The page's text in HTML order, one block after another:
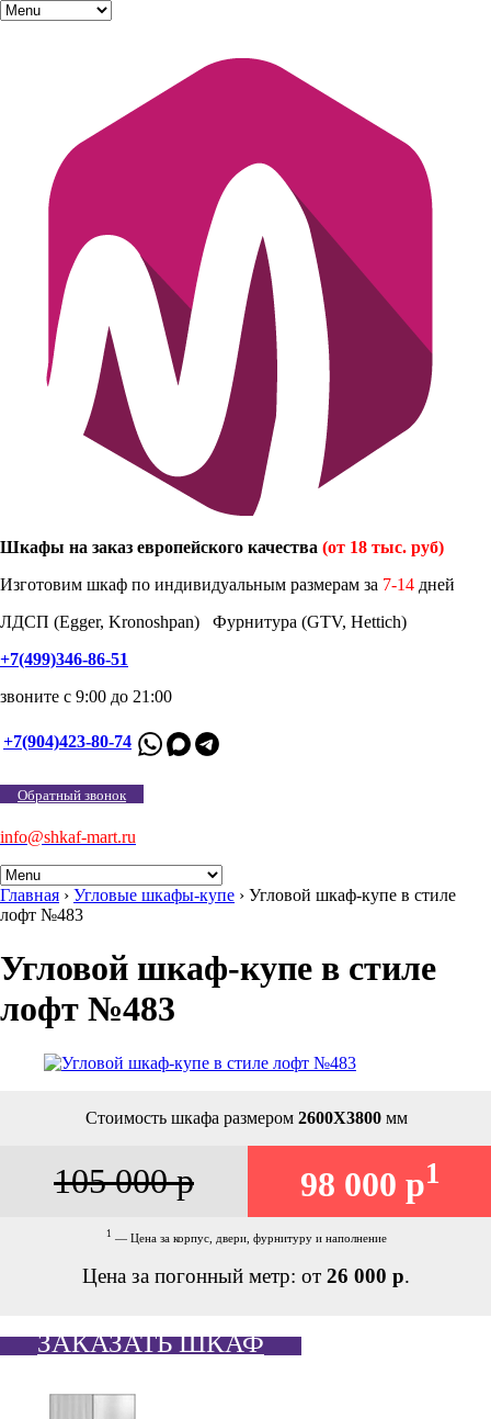
Шкафы на заказ европейского качества (от 18 тыс. руб)
Изготовим шкаф по индивидуальным размерам за 7-14 дней
ЛДСП (Egger, Kronoshpan) Фурнитура (GTV, Hettich)
+7(499)346-86-51
звоните с 9:00 до 21:00
+7(904)423-80-74
Обратный звонок
info@shkaf-mart.ru
Главная › Угловые шкафы-купе › Угловой шкаф-купе в стиле
лофт №483
Угловой шкаф-купе в стиле
лофт №483
Стоимость шкафа размером 2600Х3800мм
105 000 р 98 000 р1
1 — Цена за корпус, двери, фурнитуру и наполнение
Цена за погонный метр: от 26 000 р.
ЗАКАЗАТЬ ШКАФ